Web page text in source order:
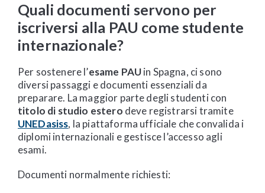
Quali documenti servono per
iscriversi alla PAU come studente
internazionale?
Per sostenere l’esame PAUin Spagna, ci sono
diversi passaggi e documenti essenziali da
preparare. La maggior parte degli studenti con
titolo di studio estero deve registrarsi tramite
UNEDasiss, la piattaforma ufficiale che convalida i
diplomi internazionali e gestisce l’accesso agli
esami.
Documenti normalmente richiesti: